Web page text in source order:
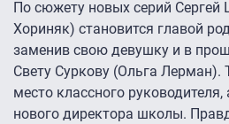
По сюжету новых серий
Хориняк) становится главой
заменив свою девушку и в
Свету Суркову (Ольга Лерман).
место классного
нового директора школы.